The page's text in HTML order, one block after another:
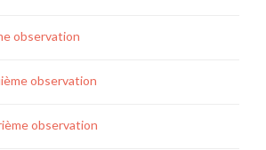
observation
observation
observation